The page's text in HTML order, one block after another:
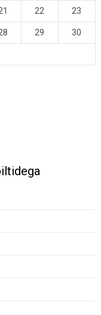
22 23
29 30